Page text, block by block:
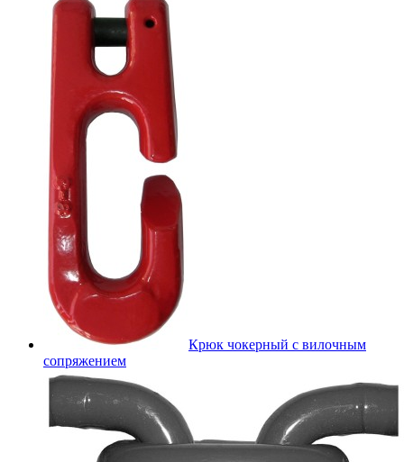
Крюк чокерный с вилочным
сопряжением